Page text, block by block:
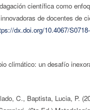
científica como
de docentes de
dx.doi.org/10.4067/S0718-
climático: un desafío
C., Baptista, Lucia, P.